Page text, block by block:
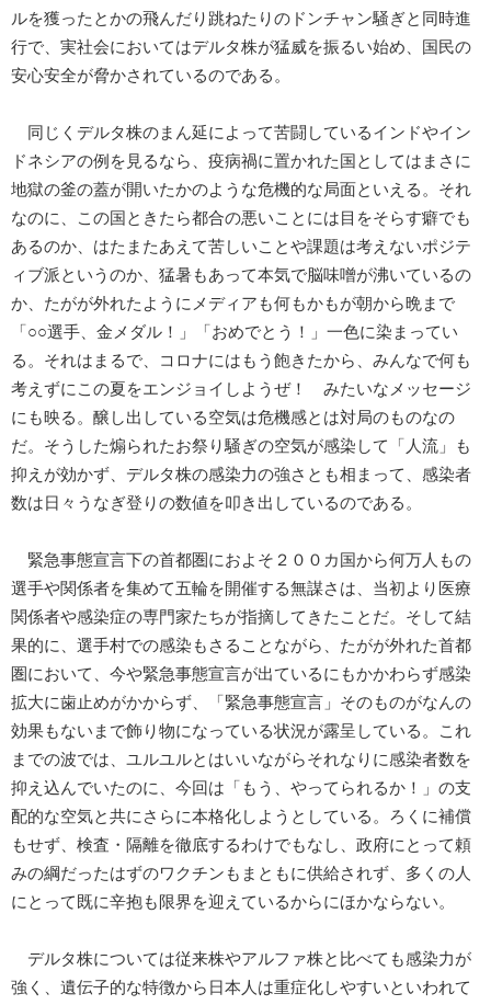
ルを獲ったとかの飛んだり跳ねたりのドンチャン騒ぎと同時進
行で、実社会においてはデルタ株が猛威を振るい始め、国民の
安心安全が脅かされているのである。
同じくデルタ株のまん延によって苦闘しているインドやイン
ドネシアの例を見るなら、疫病禍に置かれた国としてはまさに
地獄の釜の蓋が開いたかのような危機的な局面といえる。それ
なのに、この国ときたら都合の悪いことには目をそらす癖でも
あるのか、はたまたあえて苦しいことや課題は考えないポジテ
ィブ派というのか、猛暑もあって本気で脳味噌が沸いているの
か、たがが外れたようにメディアも何もかもが朝から晩まで
「○○選手、金メダル！」「おめでとう！」一色に染まってい
る。それはまるで、コロナにはもう飽きたから、みんなで何も
考えずにこの夏をエンジョイしようぜ！ みたいなメッセージ
にも映る。醸し出している空気は危機感とは対局のものなの
だ。そうした煽られたお祭り騒ぎの空気が感染して「人流」も
抑えが効かず、デルタ株の感染力の強さとも相まって、感染者
数は日々うなぎ登りの数値を叩き出しているのである。
緊急事態宣言下の首都圏におよそ２００カ国から何万人もの
選手や関係者を集めて五輪を開催する無謀さは、当初より医療
関係者や感染症の専門家たちが指摘してきたことだ。そして結
果的に、選手村での感染もさることながら、たがが外れた首都
圏において、今や緊急事態宣言が出ているにもかかわらず感染
拡大に歯止めがかからず、「緊急事態宣言」そのものがなんの
効果もないまで飾り物になっている状況が露呈している。これ
までの波では、ユルユルとはいいながらそれなりに感染者数を
抑え込んでいたのに、今回は「もう、やってられるか！」の支
配的な空気と共にさらに本格化しようとしている。ろくに補償
もせず、検査・隔離を徹底するわけでもなし、政府にとって頼
みの綱だったはずのワクチンもまともに供給されず、多くの人
にとって既に辛抱も限界を迎えているからにほかならない。
デルタ株については従来株やアルファ株と比べても感染力が
強く、遺伝子的な特徴から日本人は重症化しやすいといわれて